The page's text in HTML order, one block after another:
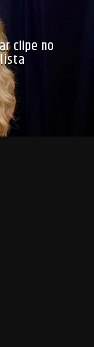
clipe no